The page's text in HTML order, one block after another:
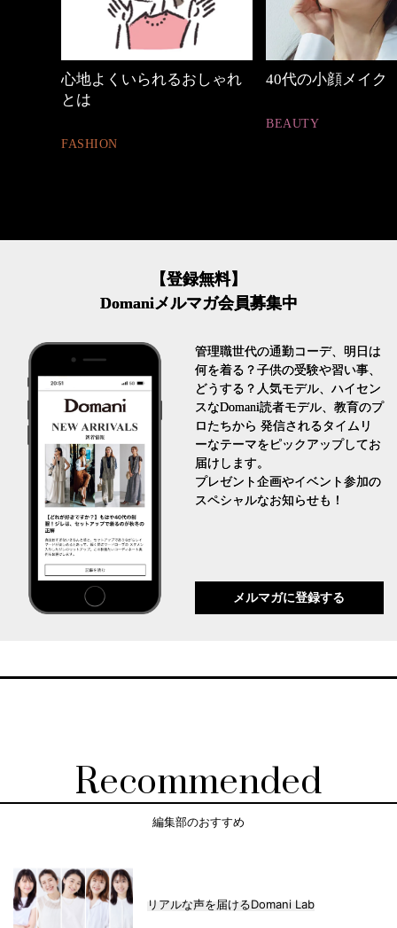
心地よくいられるおしゃれ
とは
FASHION
40代の小顔メイク
BEAUTY
【登録無料】
Domaniメルマガ会員募集中
管理職世代の通勤コーデ、明日は
何を着る？子供の受験や習い事、
どうする？人気モデル、ハイセン
スなDomani読者モデル、教育のプ
ロたちから 発信されるタイムリ
ーなテーマをピックアップしてお
届けします。
プレゼント企画やイベント参加の
スペシャルなお知らせも！
メルマガに登録する
Recommended
編集部のおすすめ
リアルな声を届けるDomani Lab